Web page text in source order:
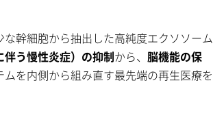
幹細胞から抽出した高純度エクソソーム
う慢性炎症）の抑制から、 脳機能の保
を内側から組み直す最先端の再生医療を